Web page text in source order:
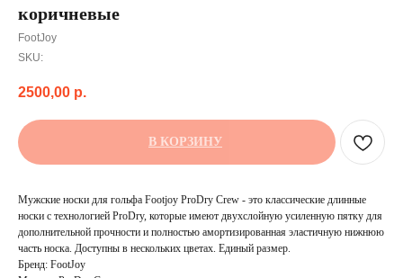
коричневые
FootJoy
SKU:
2500,00 р.
В КОРЗИНУ
Мужские носки для гольфа Footjoy ProDry Crew - это классические длинные
носки с технологией ProDry, которые имеют двухслойную усиленную пятку для
дополнительной прочности и полностью амортизированная эластичную нижнюю
часть носка. Доступны в нескольких цветах. Единый размер.
Бренд: FootJoy